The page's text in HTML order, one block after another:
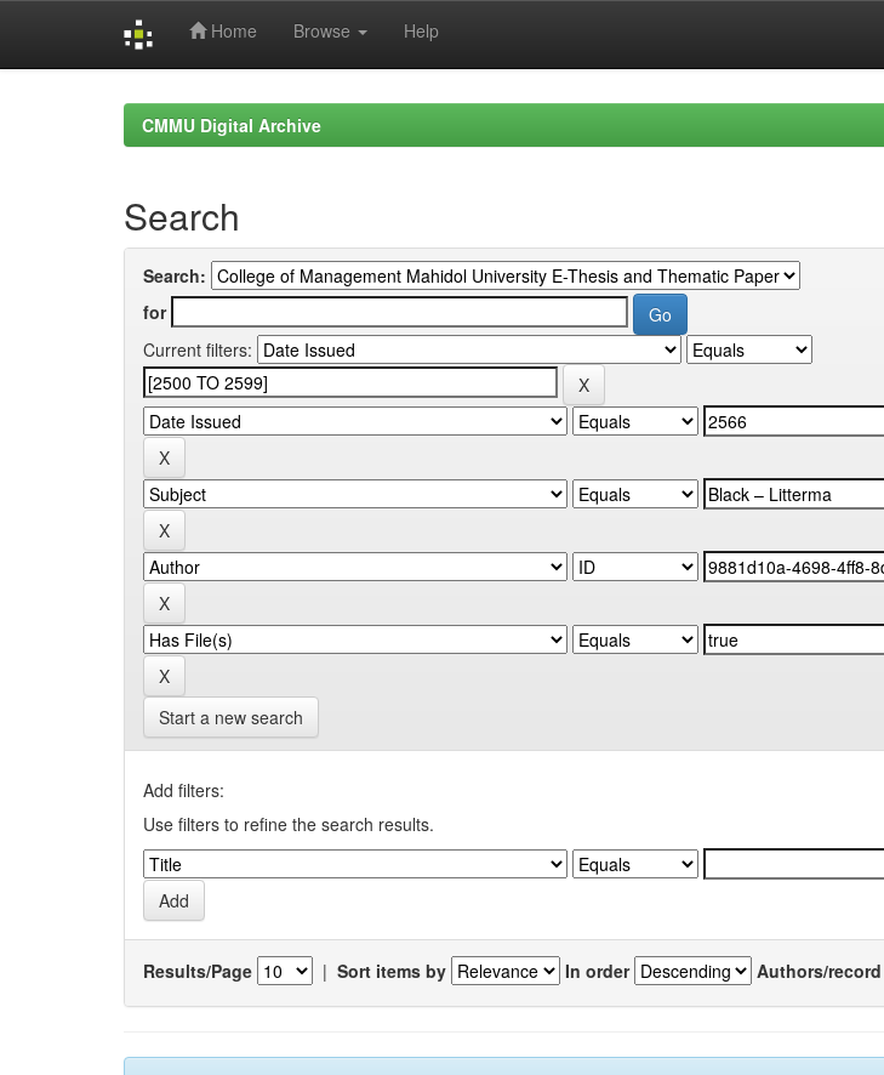
Home Browse Help
CMMU Digital Archive
Search
Search:
for
Current filters:
Start a new search
Add filters:
Use filters to refine the search results.
Results/Page | Sort items by In order Authors/record